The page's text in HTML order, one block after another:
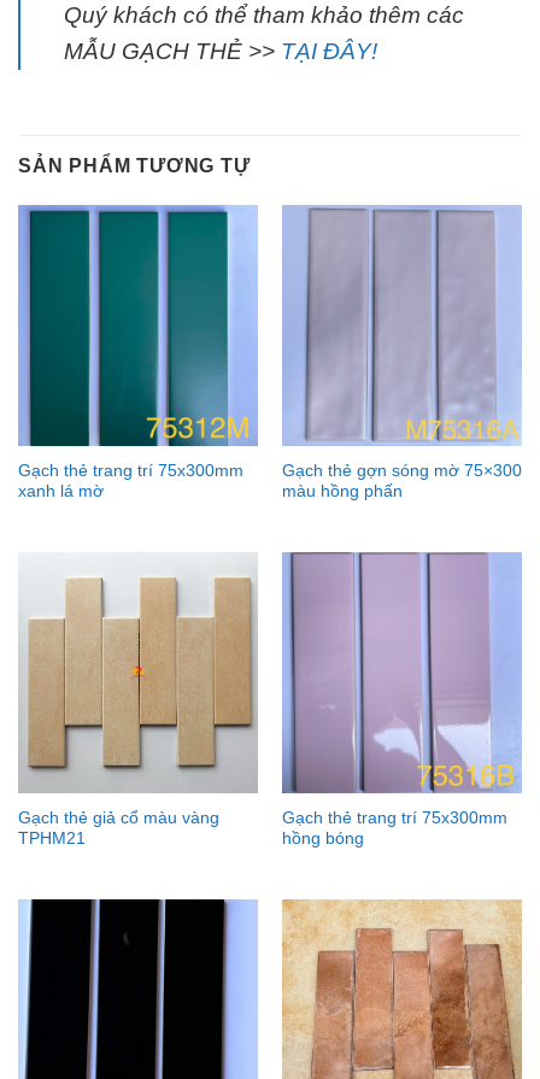
Quý khách có thể tham khảo thêm các
MẪU GẠCH THẺ >> TẠI ĐÂY!
SẢN PHẨM TƯƠNG TỰ
Gạch thẻ trang trí 75x300mm
xanh lá mờ
Gạch thẻ gợn sóng mờ 75×300
màu hồng phấn
Gạch thẻ giả cổ màu vàng
TPHM21
Gạch thẻ trang trí 75x300mm
hồng bóng